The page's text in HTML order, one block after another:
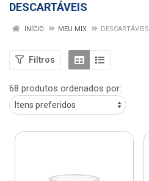
DESCARTÁVEIS
INÍCIO MEU MIX DESCARTÁVEIS
Filtros
68 produtos ordenados por: